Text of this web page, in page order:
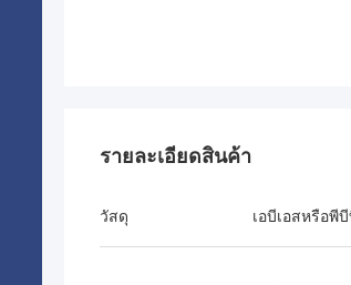
รายละเอียดสินค้า
วัสดุ เอบีเอสหรือพี